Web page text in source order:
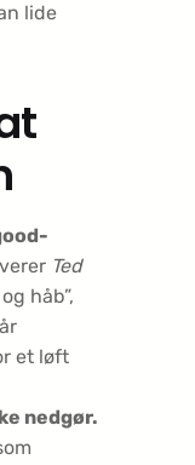
lide
Ted
håb”,
et løft
nedgør.